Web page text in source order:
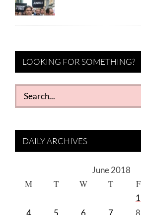
LOOKING FOR SOMETHING?
Search
for:
DAILY ARCHIVES
June 2018
M T W T F
1